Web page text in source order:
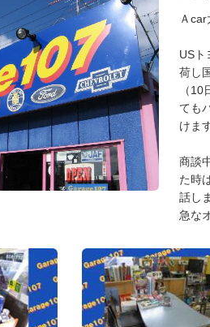
Ａ
USト
荷し
（
ても
けま
商談
た時
話し
急な